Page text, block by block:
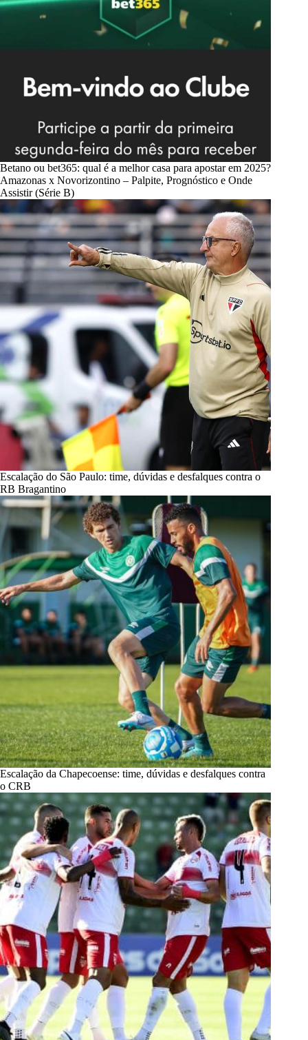
Betano ou bet365: qual é a melhor casa para apostar em 2025?
Amazonas x Novorizontino – Palpite, Prognóstico e Onde
Assistir (Série B)
Escalação do São Paulo: time, dúvidas e desfalques contra o
RB Bragantino
Escalação da Chapecoense: time, dúvidas e desfalques contra
o CRB